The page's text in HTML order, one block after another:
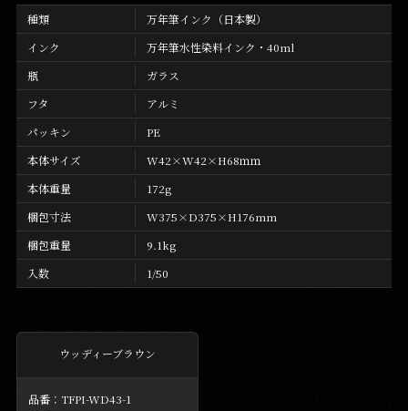
種類
万年筆インク（日本製）
インク
万年筆水性染料インク・40ml
瓶
ガラス
フタ
アルミ
パッキン
PE
本体サイズ
W42×W42×H68ｍｍ
本体重量
172g
梱包寸法
W375×D375×H176mm
梱包重量
9.1kg
入数
1/50
ウッディーブラウン
TFPI-WD43-1